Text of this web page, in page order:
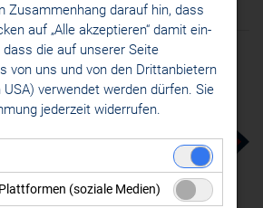
League
Hockey League
Hockey League
Zusammenhang darauf hin, dass
auf „Alle akzeptieren“ damit ein­
die auf unserer Seite
von uns und von den Drittanbietern
verwendet werden dürfen. Sie
jederzeit widerrufen.
ermöglichen grundlegende
für die einwandfreie Funktion der
(soziale Medien)